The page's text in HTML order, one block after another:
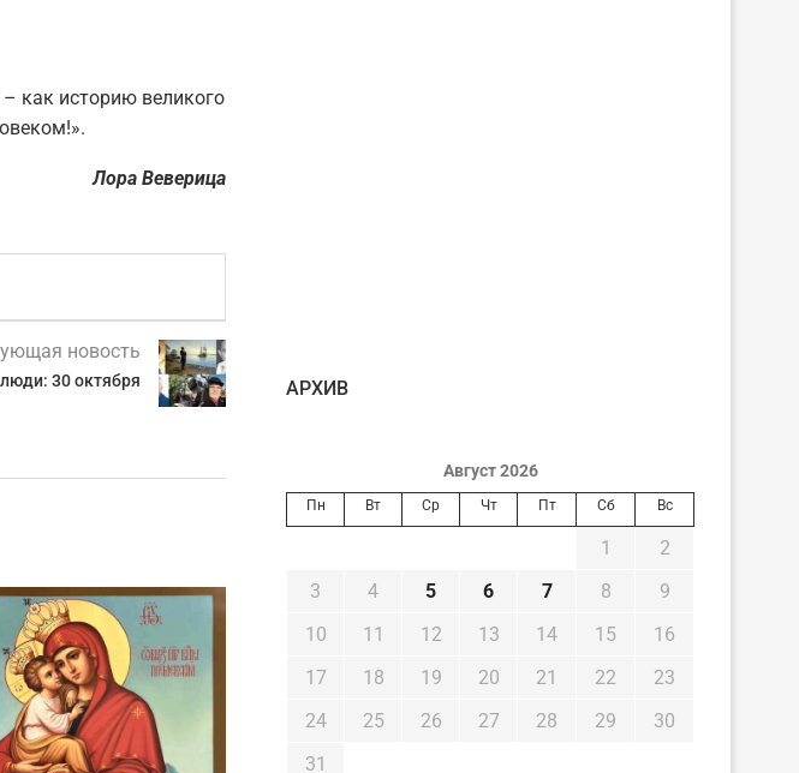
как историю великого
Лора Веверица
новость
30 октября AРХИВ
Август 2026
Пн Вт Ср Чт Пт Сб Вс
1
2
3
4 5 6 7 8
9
10
11 12 13 14 15
16
17
18 19 20 21 22
23
24
25 26 27 28 29
30
31